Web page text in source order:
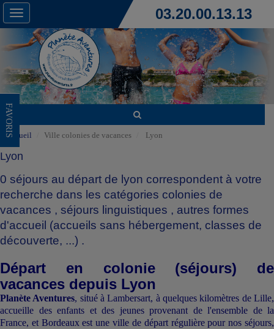
Toggle
navigation
03.20.00.13.13
FAVORIS
Accueil Ville colonies de vacances Lyon
Lyon
0 séjours au départ de lyon correspondent à votre
recherche dans les catégories colonies de
vacances , séjours linguistiques , autres formes
d'accueil (accueils sans hébergement, classes de
découverte, ...) .
Départ en colonie (séjours) de
vacances depuis Lyon
Planète Aventures, situé à Lambersart, à quelques kilomètres de Lille,
accueille des enfants et des jeunes provenant de l'ensemble de la
France, et Bordeaux est une ville de départ régulière pour nos séjours,